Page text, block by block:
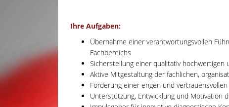
Ihre Aufgaben:
Übernahme einer verantwortungsvollen
Fachbereichs
Sicherstellung einer qualitativ
Aktive Mitgestaltung der fachlichen,
Förderung einer engen und
Unterstützung, Entwicklung und Motivation